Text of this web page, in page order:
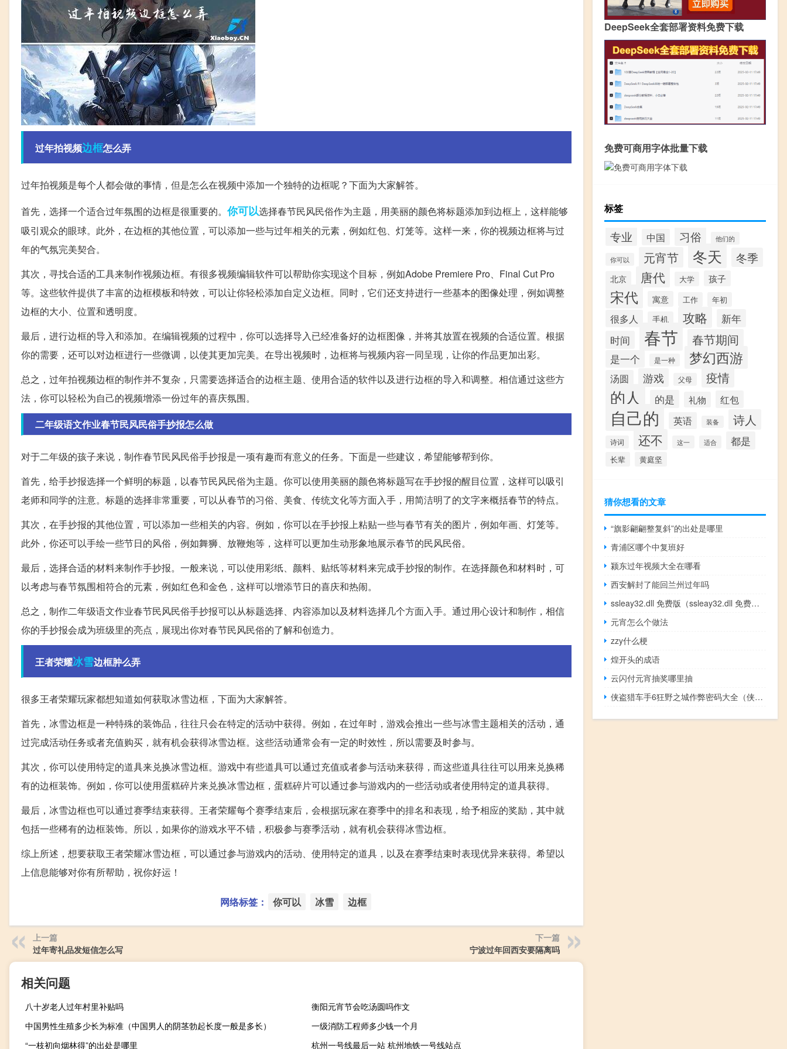
过年拍视频边框怎么弄
过年拍视频是每个人都会做的事情，但是怎么在视频中添加一个独特的边框呢？下面为大家解答。
首先，选择一个适合过年氛围的边框是很重要的。你可以选择春节民风民俗作为主题，用美丽的颜色将标题添加到边框上，这样能够
吸引观众的眼球。此外，在边框的其他位置，可以添加一些与过年相关的元素，例如红包、灯笼等。这样一来，你的视频边框将与过
年的气氛完美契合。
其次，寻找合适的工具来制作视频边框。有很多视频编辑软件可以帮助你实现这个目标，例如Adobe Premiere Pro、Final Cut Pro
等。这些软件提供了丰富的边框模板和特效，可以让你轻松添加自定义边框。同时，它们还支持进行一些基本的图像处理，例如调整
边框的大小、位置和透明度。
最后，进行边框的导入和添加。在编辑视频的过程中，你可以选择导入已经准备好的边框图像，并将其放置在视频的合适位置。根据
你的需要，还可以对边框进行一些微调，以使其更加完美。在导出视频时，边框将与视频内容一同呈现，让你的作品更加出彩。
总之，过年拍视频边框的制作并不复杂，只需要选择适合的边框主题、使用合适的软件以及进行边框的导入和调整。相信通过这些方
法，你可以轻松为自己的视频增添一份过年的喜庆氛围。
二年级语文作业春节民风民俗手抄报怎么做
对于二年级的孩子来说，制作春节民风民俗手抄报是一项有趣而有意义的任务。下面是一些建议，希望能够帮到你。
首先，给手抄报选择一个鲜明的标题，以春节民风民俗为主题。你可以使用美丽的颜色将标题写在手抄报的醒目位置，这样可以吸引
老师和同学的注意。标题的选择非常重要，可以从春节的习俗、美食、传统文化等方面入手，用简洁明了的文字来概括春节的特点。
其次，在手抄报的其他位置，可以添加一些相关的内容。例如，你可以在手抄报上粘贴一些与春节有关的图片，例如年画、灯笼等。
此外，你还可以手绘一些节日的风俗，例如舞狮、放鞭炮等，这样可以更加生动形象地展示春节的民风民俗。
最后，选择合适的材料来制作手抄报。一般来说，可以使用彩纸、颜料、贴纸等材料来完成手抄报的制作。在选择颜色和材料时，可
以考虑与春节氛围相符合的元素，例如红色和金色，这样可以增添节日的喜庆和热闹。
总之，制作二年级语文作业春节民风民俗手抄报可以从标题选择、内容添加以及材料选择几个方面入手。通过用心设计和制作，相信
你的手抄报会成为班级里的亮点，展现出你对春节民风民俗的了解和创造力。
王者荣耀冰雪边框肿么弄
很多王者荣耀玩家都想知道如何获取冰雪边框，下面为大家解答。
首先，冰雪边框是一种特殊的装饰品，往往只会在特定的活动中获得。例如，在过年时，游戏会推出一些与冰雪主题相关的活动，通
过完成活动任务或者充值购买，就有机会获得冰雪边框。这些活动通常会有一定的时效性，所以需要及时参与。
其次，你可以使用特定的道具来兑换冰雪边框。游戏中有些道具可以通过充值或者参与活动来获得，而这些道具往往可以用来兑换稀
有的边框装饰。例如，你可以使用蛋糕碎片来兑换冰雪边框，蛋糕碎片可以通过参与游戏内的一些活动或者使用特定的道具获得。
最后，冰雪边框也可以通过赛季结束获得。王者荣耀每个赛季结束后，会根据玩家在赛季中的排名和表现，给予相应的奖励，其中就
包括一些稀有的边框装饰。所以，如果你的游戏水平不错，积极参与赛季活动，就有机会获得冰雪边框。
综上所述，想要获取王者荣耀冰雪边框，可以通过参与游戏内的活动、使用特定的道具，以及在赛季结束时表现优异来获得。希望以
上信息能够对你有所帮助，祝你好运！
网络标签： 你可以 冰雪 边框
上一篇
过年寄礼品发短信怎么写
下一篇
宁波过年回西安要隔离吗
相关问题
八十岁老人过年村里补贴吗
衡阳元宵节会吃汤圆吗作文
中国男性生殖多少长为标准（中国男人的阴茎勃起长度一般是多长）
一级消防工程师多少钱一个月
“一枝初向烟林得”的出处是哪里
杭州一号线最后一站 杭州地铁一号线站点
DeepSeek全套部署资料免费下载
免费可商用字体批量下载
标签
专业 中国 习俗 他们的
你可以 元宵节 冬天 冬季
北京 唐代 大学 孩子
宋代 寓意 工作 年初
很多人 手机 攻略
新年
时间
春节 春节期间
是一个 是一种 梦幻西游
汤圆 游戏 父母 疫情
的人 的是 礼物 红包
自己的 英语 装备 诗人
诗词 还不 这一 适合 都是
长辈 黄庭坚
猜你想看的文章
“旗影翩翩整复斜”的出处是哪里
青浦区哪个中复班好
颍东过年视频大全在哪看
西安解封了能回兰州过年吗
ssleay32.dll 免费版（ssleay32.dll 免费版功能简介）
元宵怎么个做法
zzy什么梗
煌开头的成语
云闪付元宵抽奖哪里抽
侠盗猎车手6狂野之城作弊密码大全（侠盗猎车手6狂野之城秘籍）